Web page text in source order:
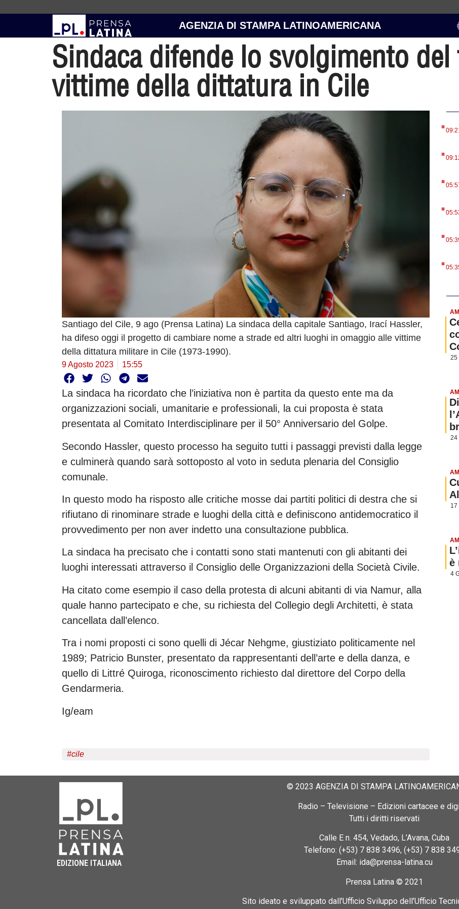
AGENZIA DI STAMPA LATINOAMERICANA
Sindaca difende lo svolgimento
vittime della dittatura in Cile
Santiago del Cile, 9 ago (Prensa Latina) La sindaca della capitale Santiago, Irací Hassler,
ha difeso oggi il progetto di cambiare nome a strade ed altri luoghi in omaggio alle vittime
della dittatura militare in Cile (1973-1990).
9 Agosto 2023 15:55
La sindaca ha ricordato che l’iniziativa non è partita da questo ente ma da
organizzazioni sociali, umanitarie e professionali, la cui proposta è stata
presentata al Comitato Interdisciplinare per il 50° Anniversario del Golpe.
Secondo Hassler, questo processo ha seguito tutti i passaggi previsti dalla legge
e culminerà quando sarà sottoposto al voto in seduta plenaria del Consiglio
comunale.
In questo modo ha risposto alle critiche mosse dai partiti politici di destra che si
rifiutano di rinominare strade e luoghi della città e definiscono antidemocratico il
provvedimento per non aver indetto una consultazione pubblica.
La sindaca ha precisato che i contatti sono stati mantenuti con gli abitanti dei
luoghi interessati attraverso il Consiglio delle Organizzazioni della Società Civile.
Ha citato come esempio il caso della protesta di alcuni abitanti di via Namur, alla
quale hanno partecipato e che, su richiesta del Collegio degli Architetti, è stata
cancellata dall’elenco.
Tra i nomi proposti ci sono quelli di Jécar Nehgme, giustiziato politicamente nel
1989; Patricio Bunster, presentato da rappresentanti dell’arte e della danza, e
quello di Littré Quiroga, riconoscimento richiesto dal direttore del Corpo della
Gendarmeria.
Ig/eam
#cile
.
.
.
.
.
.
25
24
17
è
4
EDIZIONE ITALIANA
© 2023 AGENZIA DI STAMPA
Radio – Televisione – Edizioni cartacee e
Tutti i diritti riservati
Calle E n. 454, Vedado, L’Avana, Cuba
Telefono: (+53) 7 838 3496, (+53) 7 838
Email: ida@prensa-latina.cu
Prensa Latina © 2021
Sito ideato e sviluppato dall’Ufficio Sviluppo dell’Ufficio